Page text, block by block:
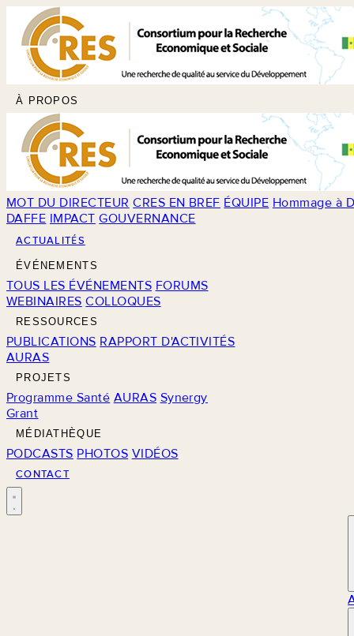
À PROPOS
MOT DU DIRECTEUR CRES EN BREF ÉQUIPE Hommage à
DAFFE IMPACT GOUVERNANCE
ACTUALITÉS
ÉVÉNEMENTS
TOUS LES ÉVÉNEMENTS FORUMS
WEBINAIRES COLLOQUES
RESSOURCES
PUBLICATIONS RAPPORT D'ACTIVITÉS
AURAS
PROJETS
Programme Santé AURAS Synergy
Grant
MÉDIATHÈQUE
PODCASTS PHOTOS VIDÉOS
CONTACT